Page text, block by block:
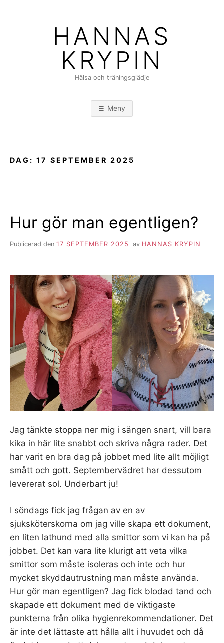
HANNAS
KRYPIN
Hälsa och träningsglädje
Meny
DAG: 17 SEPTEMBER 2025
Hur gör man egentligen?
Publicerad den 17 SEPTEMBER 2025 av HANNAS KRYPIN
Jag tänkte stoppa ner mig i sängen snart, vill bara
kika in här lite snabbt och skriva några rader. Det
har varit en bra dag på jobbet med lite allt möjligt
smått och gott. Septembervädret har dessutom
levererat sol. Underbart ju!
I söndags fick jag frågan av en av
sjuksköterskorna om jag ville skapa ett dokument,
en liten lathund med alla smittor som vi kan ha på
jobbet. Det kan vara lite klurigt att veta vilka
smittor som måste isoleras och inte och hur
mycket skyddautrustning man måste använda.
Hur gör man egentligen? Jag fick blodad tand och
skapade ett dokument med de viktigaste
punkterna från olika hygienrekommendationer. Det
är inte det lättaste att hålla allt i huvudet och då